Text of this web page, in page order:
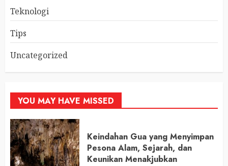
Teknologi
Tips
Uncategorized
YOU MAY HAVE MISSED
Keindahan Gua yang Menyimpan
Pesona Alam, Sejarah, dan
Keunikan Menakjubkan